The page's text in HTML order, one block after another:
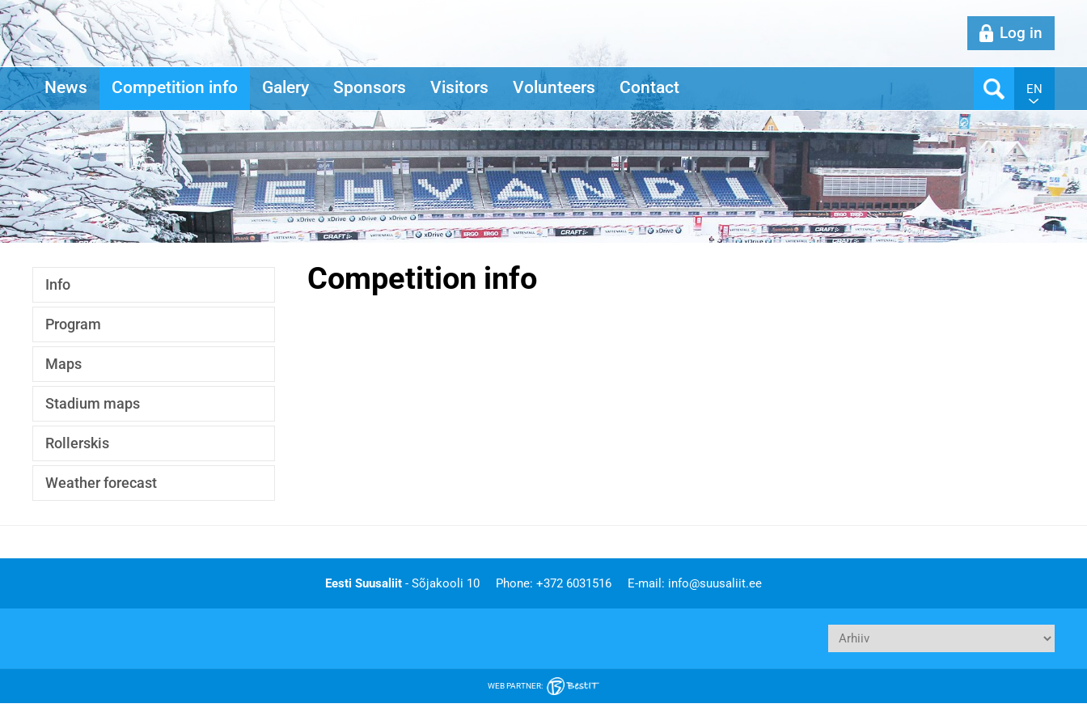
Log in
News Competition info Galery Sponsors Visitors Volunteers Contact EN
Info
Program
Maps
Stadium maps
Rollerskis
Weather forecast
Competition info
Eesti Suusaliit - Sõjakooli 10 Phone: +372 6031516 E-mail: info@suusaliit.ee
WEB PARTNER: